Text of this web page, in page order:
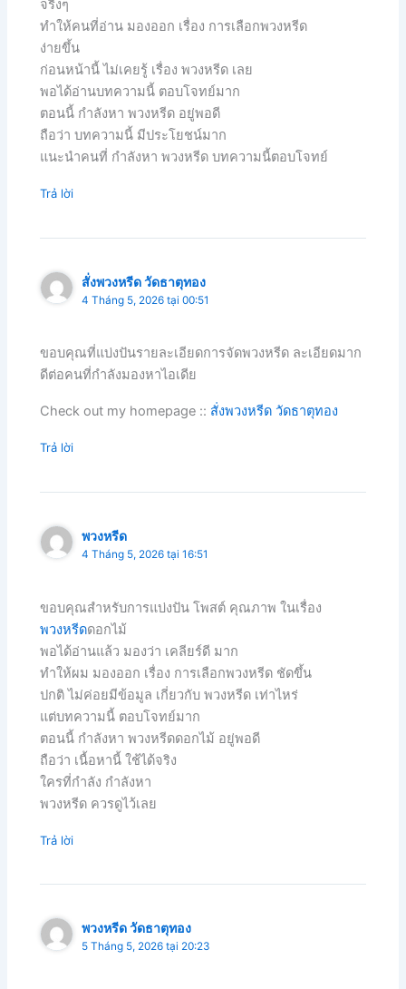
จริงๆ
ทำให้คนที่อ่าน มองออก เรื่อง การเลือกพวงหรีด
ง่ายขึ้น
ก่อนหน้านี้ ไม่เคยรู้ เรื่อง พวงหรีด เลย
พอได้อ่านบทความนี้ ตอบโจทย์มาก
ตอนนี้ กำลังหา พวงหรีด อยู่พอดี
ถือว่า บทความนี้ มีประโยชน์มาก
แนะนำคนที่ กำลังหา พวงหรีด บทความนี้ตอบโจทย์
Trả lời
สั่งพวงหรีด วัดธาตุทอง
4 Tháng 5, 2026 tại 00:51
ขอบคุณที่แบ่งปันรายละเอียดการจัดพวงหรีด ละเอียดมาก
ดีต่อคนที่กำลังมองหาไอเดีย
Check out my homepage :: สั่งพวงหรีด วัดธาตุทอง
Trả lời
พวงหรีด
4 Tháng 5, 2026 tại 16:51
ขอบคุณสำหรับการแบ่งปัน โพสต์ คุณภาพ ในเรื่อง
พวงหรีดดอกไม้
พอได้อ่านแล้ว มองว่า เคลียร์ดี มาก
ทำให้ผม มองออก เรื่อง การเลือกพวงหรีด ชัดขึ้น
ปกติ ไม่ค่อยมีข้อมูล เกี่ยวกับ พวงหรีด เท่าไหร่
แต่บทความนี้ ตอบโจทย์มาก
ตอนนี้ กำลังหา พวงหรีดดอกไม้ อยู่พอดี
ถือว่า เนื้อหานี้ ใช้ได้จริง
ใครที่กำลัง กำลังหา
พวงหรีด ควรดูไว้เลย
Trả lời
พวงหรีด วัดธาตุทอง
5 Tháng 5, 2026 tại 20:23